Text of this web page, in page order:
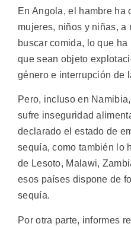
En Angola, el hambre ha
mujeres, niños y niñas, a
buscar comida, lo que
que sean objeto
género e interrupción de
Pero, incluso en
sufre inseguridad
declarado el estado de
sequía, como también lo
de Lesoto, Malawi,
esos países dispone de
sequía.
Por otra parte, informes